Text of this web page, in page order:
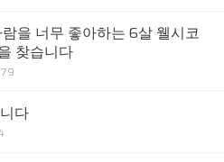
을 너무 좋아하는 6살 웰시코
찾습니다
다